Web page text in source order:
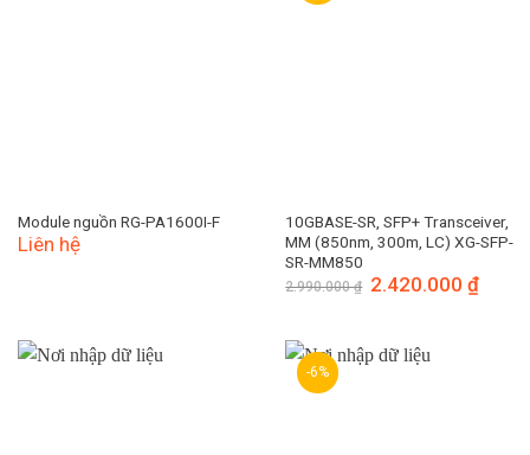
Module nguồn RG-PA1600I-F
Liên hệ
10GBASE-SR, SFP+ Transceiver,
MM (850nm, 300m, LC) XG-SFP-
SR-MM850
2.990.000₫ Giá
gốc
2.420.000 ₫Giá
-6%